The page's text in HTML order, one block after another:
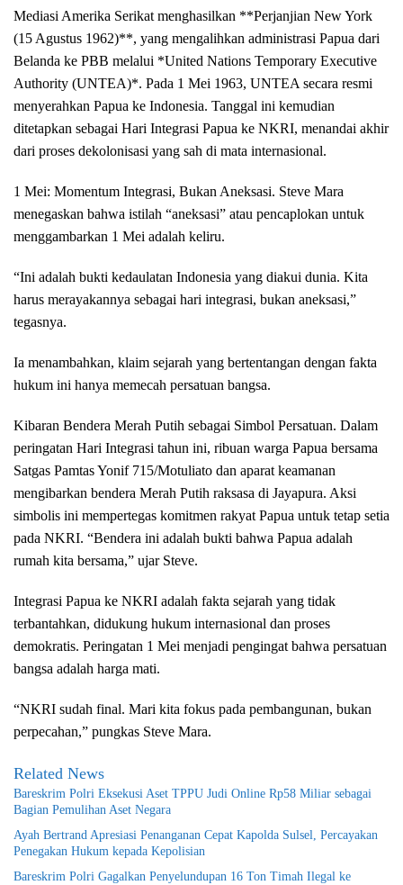
Mediasi Amerika Serikat menghasilkan **Perjanjian New York
(15 Agustus 1962)**, yang mengalihkan administrasi Papua dari
Belanda ke PBB melalui *United Nations Temporary Executive
Authority (UNTEA)*. Pada 1 Mei 1963, UNTEA secara resmi
menyerahkan Papua ke Indonesia. Tanggal ini kemudian
ditetapkan sebagai Hari Integrasi Papua ke NKRI, menandai akhir
dari proses dekolonisasi yang sah di mata internasional.
1 Mei: Momentum Integrasi, Bukan Aneksasi. Steve Mara
menegaskan bahwa istilah “aneksasi” atau pencaplokan untuk
menggambarkan 1 Mei adalah keliru.
“Ini adalah bukti kedaulatan Indonesia yang diakui dunia. Kita
harus merayakannya sebagai hari integrasi, bukan aneksasi,”
tegasnya.
Ia menambahkan, klaim sejarah yang bertentangan dengan fakta
hukum ini hanya memecah persatuan bangsa.
Kibaran Bendera Merah Putih sebagai Simbol Persatuan. Dalam
peringatan Hari Integrasi tahun ini, ribuan warga Papua bersama
Satgas Pamtas Yonif 715/Motuliato dan aparat keamanan
mengibarkan bendera Merah Putih raksasa di Jayapura. Aksi
simbolis ini mempertegas komitmen rakyat Papua untuk tetap setia
pada NKRI. “Bendera ini adalah bukti bahwa Papua adalah
rumah kita bersama,” ujar Steve.
Integrasi Papua ke NKRI adalah fakta sejarah yang tidak
terbantahkan, didukung hukum internasional dan proses
demokratis. Peringatan 1 Mei menjadi pengingat bahwa persatuan
bangsa adalah harga mati.
“NKRI sudah final. Mari kita fokus pada pembangunan, bukan
perpecahan,” pungkas Steve Mara.
Related News
Bareskrim Polri Eksekusi Aset TPPU Judi Online Rp58 Miliar sebagai
Bagian Pemulihan Aset Negara
Ayah Bertrand Apresiasi Penanganan Cepat Kapolda Sulsel, Percayakan
Penegakan Hukum kepada Kepolisian
Bareskrim Polri Gagalkan Penyelundupan 16 Ton Timah Ilegal ke